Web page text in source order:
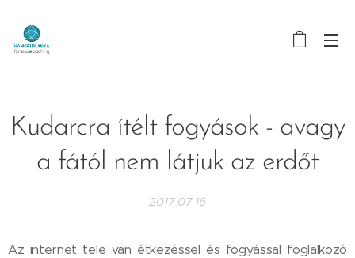
Kudarcra ítélt fogyások - avagy
a fától nem látjuk az erdőt
2017.07.16
Az internet tele van étkezéssel és fogyással foglalkozó